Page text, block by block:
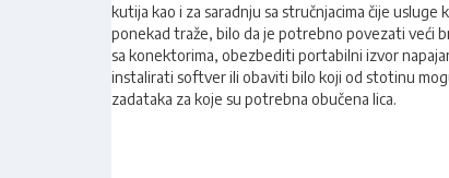
kutija kao i za saradnju sa stručnjacima čije usluge
ponekad traže, bilo da je potrebno povezati veći
sa konektorima, obezbediti portabilni izvor
instalirati softver ili obaviti bilo koji od stotinu
zadataka za koje su potrebna obučena lica.